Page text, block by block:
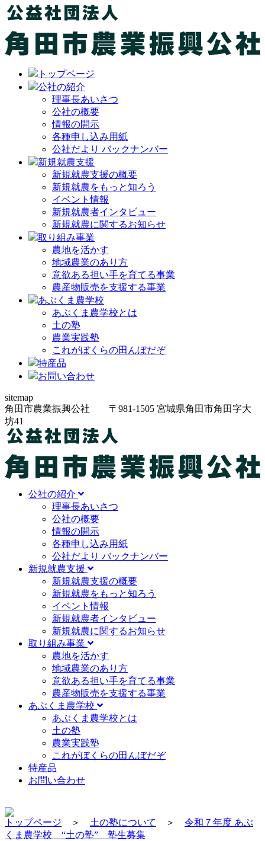
トップページ
公社の紹介
理事長あいさつ
公社の概要
情報の開示
各種申し込み用紙
公社だより バックナンバー
新規就農支援
新規就農支援の概要
新規就農をもっと知ろう
イベント情報
新規就農者インタビュー
新規就農に関するお知らせ
取り組み事業
農地を活かす
地域農業のあり方
意欲ある担い手を育てる事業
農産物販売を支援する事業
あぶくま農学校
あぶくま農学校とは
土の塾
農業実践塾
これがぼくらの田んぼだぞ
特産品
お問い合わせ
sitemap
角田市農業振興公社 〒981-1505 宮城県角田市角田字大
坊41
公社の紹介
理事長あいさつ
公社の概要
情報の開示
各種申し込み用紙
公社だより バックナンバー
新規就農支援
新規就農支援の概要
新規就農をもっと知ろう
イベント情報
新規就農者インタビュー
新規就農に関するお知らせ
取り組み事業
農地を活かす
地域農業のあり方
意欲ある担い手を育てる事業
農産物販売を支援する事業
あぶくま農学校
あぶくま農学校とは
土の塾
農業実践塾
これがぼくらの田んぼだぞ
特産品
お問い合わせ
トップページ ＞ 土の塾について ＞ 令和７年度 あぶ
くま農学校 “土の塾” 塾生募集